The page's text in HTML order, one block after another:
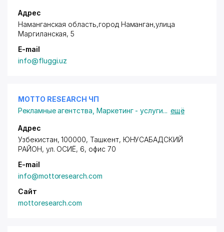
Адрес
Наманганская область,город Наманган,улица
Маргиланская, 5
E-mail
info@fluggi.uz
MOTTO RESEARCH ЧП
Рекламные агентства Маркетинг - услуги... ещё
Адрес
Узбекистан, 100000, Ташкент, ЮНУСАБАДСКИЙ
РАЙОН, ул. ОСИЁ, 6, офис 70
E-mail
info@mottoresearch.com
Сайт
mottoresearch.com